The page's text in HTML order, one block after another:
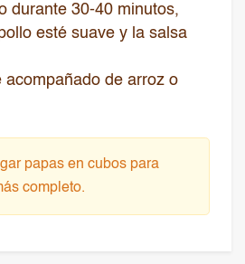
durante 30-40 minutos,
esté suave y la salsa
acompañado de arroz o
papas en cubos para
completo.